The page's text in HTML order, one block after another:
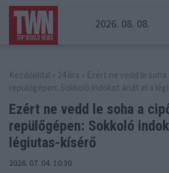
2026. 08. 08.
Kezdőoldal » 24 óra » Ezért ne vedd le
repülőgépen: Sokkoló indokot árult el a
Ezért ne vedd le soha a
repülőgépen: Sokkoló
légiutas-kísérő
2026. 07. 04. 10:30